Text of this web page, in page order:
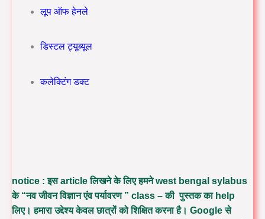
लूप ऑफ हेनले
डिस्टल ट्यूब्यूल
कलेक्टिंग डक्ट
notice : इस article लिखने के लिए हमने west bengal sylabus
के “नव जीवन विज्ञान एंव पर्यावरण ” class – की पुस्तक का help
लिए। हमारा उद्देश्य केवल छात्रों को शिक्षित करना है। Google से